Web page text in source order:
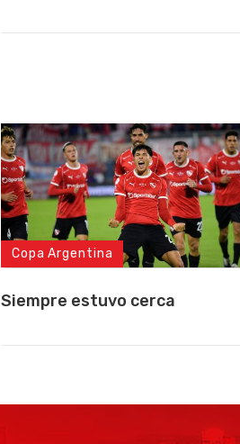
Copa Argentina
Siempre estuvo cerca